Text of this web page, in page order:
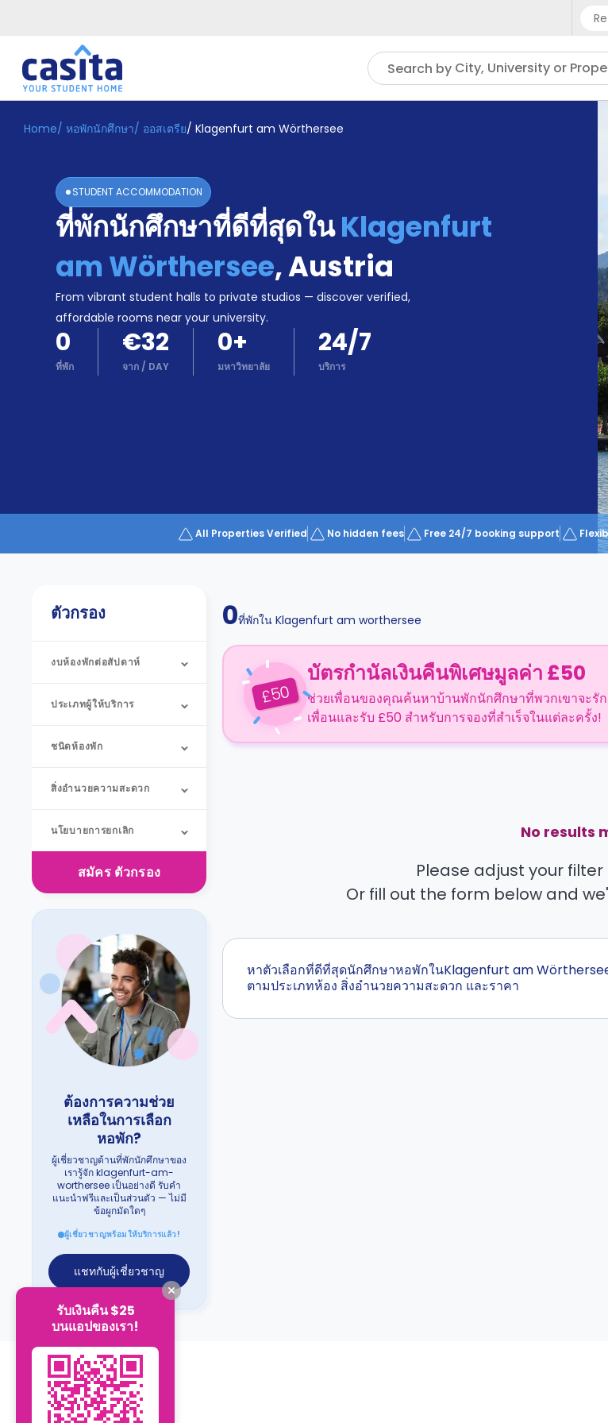
Search by City, University or
Home TH EUR
ระบบ
Booking
Accommodation
Become
Partner
Home/ หอพักนักศึกษา/ ออสเตรีย/ Klagenfurt am Wörthersee
STUDENT ACCOMMODATION
ที่พักนักศึกษาที่ดีที่สุดในKlagenfurt
am Wörthersee,Austria
From vibrant student halls to private studios — discover verified,
affordable rooms near your university.
0
ที่พัก
€32
จาก / DAY
0+
มหาวิทยาลัย
24/7
บริการ
All Properties Verified No hidden fees Free 24/7 booking support
ตัวกรอง
งบห้องพักต่อสัปดาห์
ประเภทผู้ให้บริการ
ชนิดห้องพัก
สิ่งอำนวยความสะดวก
นโยบายการยกเลิก
สมัคร ตัวกรอง
ต้องการความช่วย
เหลือในการเลือก
หอพัก?
ผู้เชี่ยวชาญด้านที่พักนักศึกษาของ
เรารู้จัก klagenfurt-am-
worthersee เป็นอย่างดี รับคำ
แนะนำฟรีและเป็นส่วนตัว — ไม่มี
ข้อผูกมัดใดๆ
ผู้เชี่ยวชาญพร้อมให้บริการแล้ว!
แชทกับผู้เชี่ยวชาญ
0ที่พักใน Klagenfurt am worthersee
£50
บัตรกำนัลเงินคืนพิเศษมูลค่า £50
ช่วยเพื่อนของคุณค้นหาบ้านพักนักศึกษาที่พวกเขาจะรั
เพื่อนและรับ £50 สำหรับการจองที่สำเร็จในแต่ละครั้ง!
No results
Please adjust your
Or fill out the form below and
หาตัวเลือกที่ดีที่สุดนักศึกษาหอพักในKlagenfurt am
ตามประเภทห้อง สิ่งอำนวยความสะดวก และราคา
รับเงินคืน $25
บนแอปของเรา!